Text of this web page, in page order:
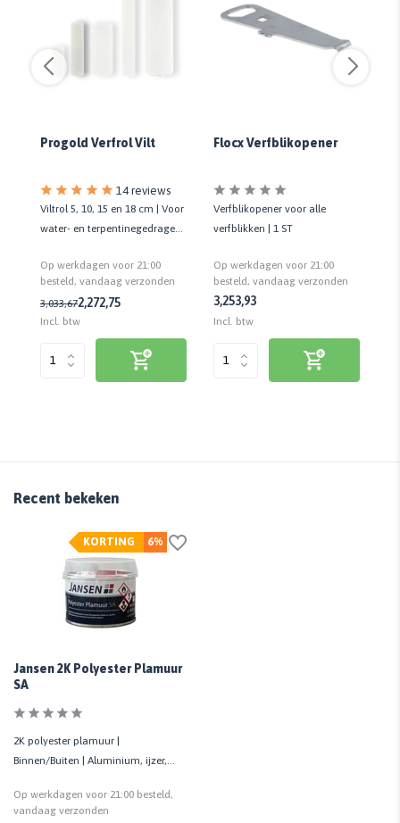
Progold Verfrol Vilt
14 reviews
Viltrol 5, 10, 15 en 18 cm | Voor
water- en terpentinegedragen
Op werkdagen voor 21:00
besteld, vandaag verzonden
3,033,672,272,75
Incl. btw
Flocx Verfblikopener
Verfblikopener voor alle
verfblikken | 1 ST
Op werkdagen voor 21:00
besteld, vandaag verzonden
3,253,93
Incl. btw
Recent bekeken
6%
KORTING
Jansen 2K Polyester Plamuur
SA
2K polyester plamuur |
Binnen/Buiten | Aluminium, ijzer,
Op werkdagen voor 21:00 besteld,
vandaag verzonden